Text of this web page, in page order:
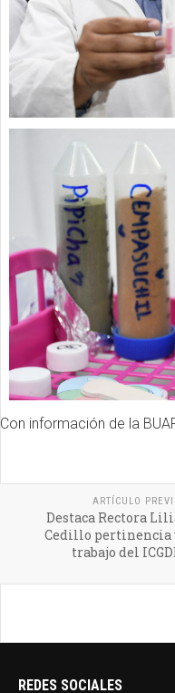
Con información de la
ARTÍCULO
Destaca Rectora
Cedillo pertinencia
trabajo del
REDES SOCIALES